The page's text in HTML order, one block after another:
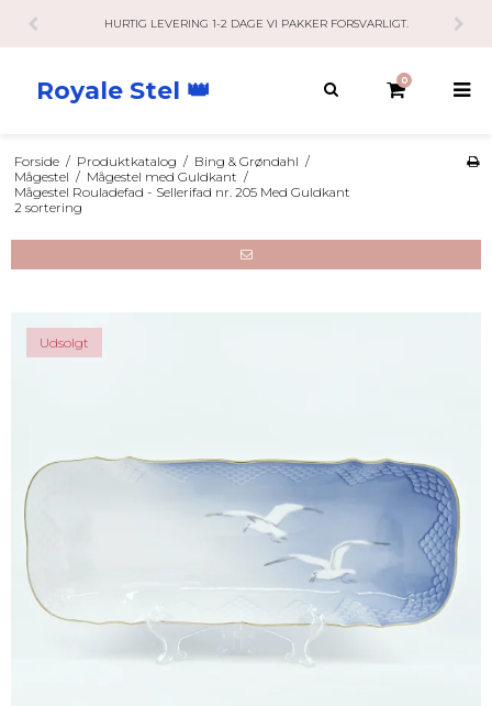
HURTIG LEVERING 1-2 DAGE VI PAKKER FORSVARLIGT.
Royale Stel 👑 0
Forside / Produktkatalog / Bing & Grøndahl /
Mågestel / Mågestel med Guldkant /
Mågestel Rouladefad - Sellerifad nr. 205 Med Guldkant
2 sortering
Udsolgt